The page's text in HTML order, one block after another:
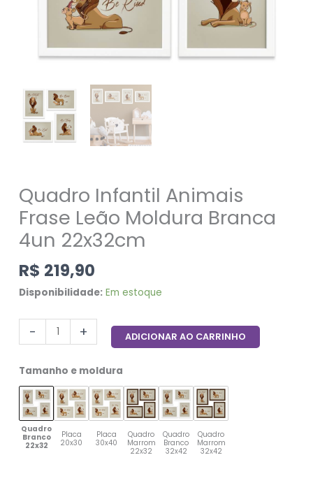
Quadro Infantil Animais
Frase Leão Moldura Branca
4un 22x32cm
R$ 219,90
Disponibilidade: Em estoque
- + ADICIONAR AO CARRINHO
Tamanho e moldura
Quadro
Branco
22x32
Placa
20x30
Placa
30x40
Quadro
Marrom
22x32
Quadro
Branco
32x42
Quadro
Marrom
32x42